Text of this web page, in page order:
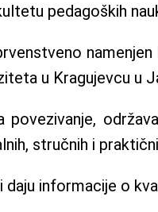
pedagoških
u Kragujevcu u
stručnih i
informacije o